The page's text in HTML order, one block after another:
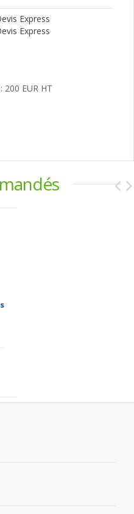
Express
Express
EUR HT